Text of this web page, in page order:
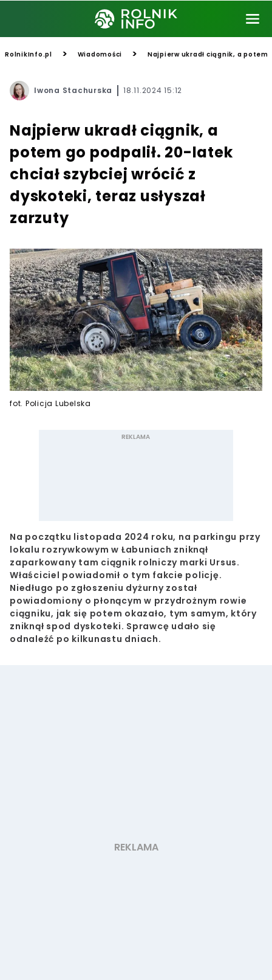
RolnikInfo.pl > Wiadomości > Najpierw ukradł ciągnik, a
Iwona Stachurska 18.11.2024 15:12
Najpierw ukradł ciągnik, a
potem go podpalił. 20-latek
chciał szybciej wrócić z
dyskoteki, teraz usłyszał
zarzuty
fot. Policja Lubelska
Na początku listopada 2024 roku, na parkingu przy
lokalu rozrywkowym w Łabuniach zniknął
zaparkowany tam ciągnik rolniczy marki Ursus.
Właściciel powiadomił o tym fakcie policję.
Niedługo po zgłoszeniu dyżurny został
powiadomiony o płonącym w przydrożnym rowie
ciągniku, jak się potem okazało, tym samym, który
zniknął spod dyskoteki. Sprawcę udało się
odnaleźć po kilkunastu dniach.